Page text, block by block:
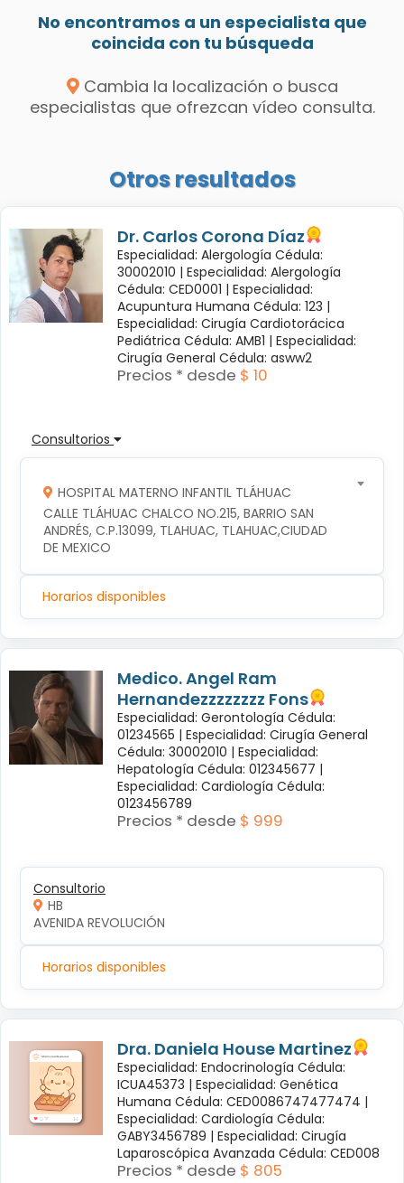
No encontramos a un especialista que
coincida con tu búsqueda
Cambia la localización o busca
especialistas que ofrezcan vídeo consulta.
Otros resultados
Dr. Carlos Corona Díaz
Especialidad: Alergología Cédula:
30002010 | Especialidad: Alergología
Cédula: CED0001 | Especialidad:
Acupuntura Humana Cédula: 123 |
Especialidad: Cirugía Cardiotorácica
Pediátrica Cédula: AMB1 | Especialidad:
Cirugía General Cédula: asww2
Precios * desde $ 10
Consultorios
HOSPITAL MATERNO INFANTIL TLÁHUAC
CALLE TLÁHUAC CHALCO NO.215, BARRIO SAN
ANDRÉS, C.P.13099, TLAHUAC, TLAHUAC,CIUDAD
DE MEXICO
Horarios disponibles
Medico. Angel Ram
Hernandezzzzzzzz Fons
Especialidad: Gerontología Cédula:
01234565 | Especialidad: Cirugía General
Cédula: 30002010 | Especialidad:
Hepatología Cédula: 012345677 |
Especialidad: Cardiología Cédula:
0123456789
Precios * desde $ 999
Consultorio
HB
AVENIDA REVOLUCIÓN
Horarios disponibles
Dra. Daniela House Martinez
Especialidad: Endocrinología Cédula:
ICUA45373 | Especialidad: Genética
Humana Cédula: CED0086747477474 |
Especialidad: Cardiología Cédula:
GABY3456789 | Especialidad: Cirugía
Laparoscópica Avanzada Cédula: CED008
Precios * desde $ 805